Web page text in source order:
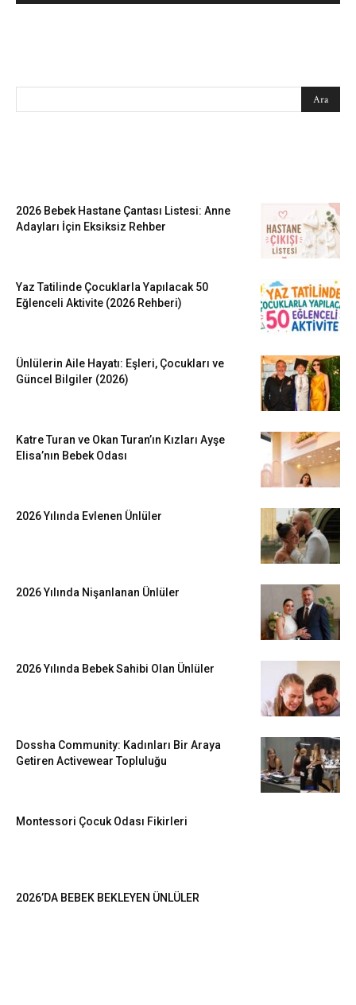
2026 Bebek Hastane Çantası Listesi: Anne
Adayları İçin Eksiksiz Rehber
Yaz Tatilinde Çocuklarla Yapılacak 50
Eğlenceli Aktivite (2026 Rehberi)
Ünlülerin Aile Hayatı: Eşleri, Çocukları ve
Güncel Bilgiler (2026)
Katre Turan ve Okan Turan’ın Kızları Ayşe
Elisa’nın Bebek Odası
2026 Yılında Evlenen Ünlüler
2026 Yılında Nişanlanan Ünlüler
2026 Yılında Bebek Sahibi Olan Ünlüler
Dossha Community: Kadınları Bir Araya
Getiren Activewear Topluluğu
Montessori Çocuk Odası Fikirleri
2026’DA BEBEK BEKLEYEN ÜNLÜLER